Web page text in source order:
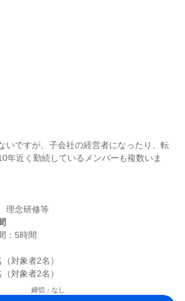
いですが、子会社の経営者になったり、転
年近く勤続しているメンバーも複数いま
対象者2名）
締切：なし